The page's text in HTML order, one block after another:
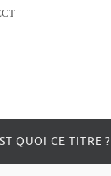
QUOI CE TITRE ?